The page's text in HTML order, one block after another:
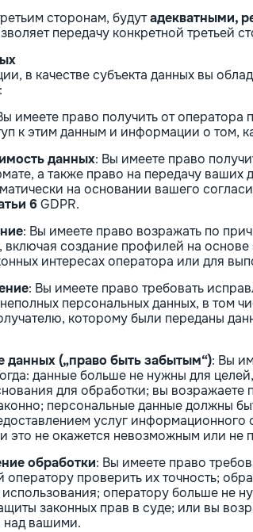
сторонам, будутадекватными,
передачу конкретной третьей
в качестве субъекта данных вы
имеете право получить от
к этим данным и информации о том,
данных: Вы имеете право
а также право на передачу ваших
на основании вашего
6 GDPR.
: Вы имеете право возражать по
включая создание профилей на
интересах оператора или для
: Вы имеете право требовать
персональных данных, в том
которому были переданы
данных („право быть забытым“): Вы
данные больше не нужны для
для обработки; вы
персональные данные должны
услуг
это не окажется невозможным или не
обработки: Вы имеете право
проверить их точность;
оператору больше не
законных прав в суде; или вы
над вашими.